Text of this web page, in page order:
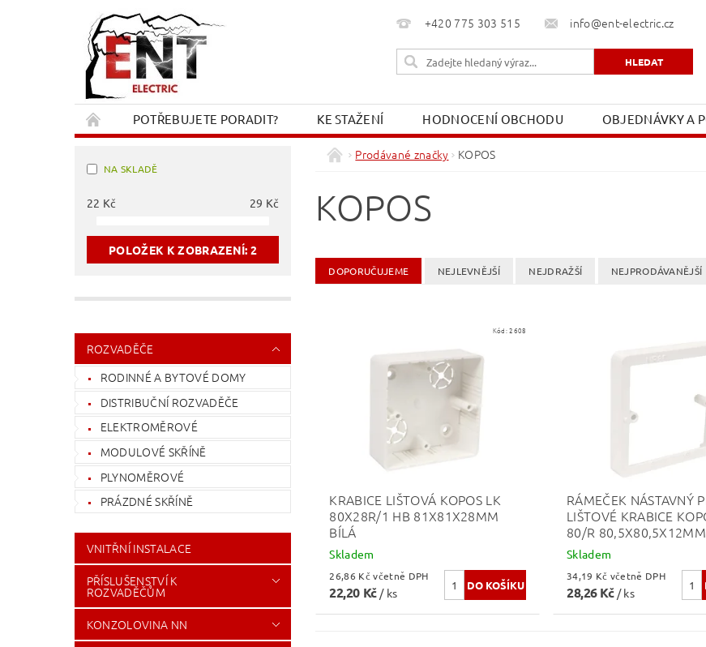
+420 775 303 515 info@ent-electric.cz
POTŘEBUJETE PORADIT? KE STAŽENÍ HODNOCENÍ OBCHODU
OBJEDNÁVKY A
OBCHODNÍ PODMÍNKY
NA SKLADĚ
22 Kč 29 Kč
POLOŽEK K ZOBRAZENÍ: 2
ROZVADĚČE
RODINNÉ A BYTOVÉ DOMY
DISTRIBUČNÍ ROZVADĚČE
ELEKTROMĚROVÉ
MODULOVÉ SKŘÍNĚ
PLYNOMĚROVÉ
PRÁZDNÉ SKŘÍNĚ
VNITŘNÍ INSTALACE
PŘÍSLUŠENSTVÍ K
ROZVADĚČŮM
KONZOLOVINA NN
Prodávané značky KOPOS
KOPOS
DOPORUČUJEME NEJLEVNĚJŠÍ NEJDRAŽŠÍ NEJPRODÁVANĚJŠÍ
Kód:2608
KRABICE LIŠTOVÁ KOPOS LK
80X28R/1 HB 81X81X28MM
BÍLÁ
Skladem
26,86 Kč včetně DPH
22,20 Kč / ks
RÁMEČEK NÁSTAVNÝ
LIŠTOVÉ KRABICE
80/R
Skladem
34,19 Kč včetně DPH
28,26 Kč / ks